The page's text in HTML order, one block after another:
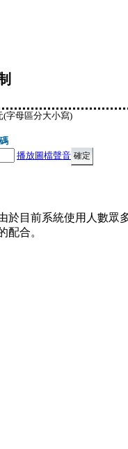
(字母區分大小寫)
播放圖檔聲音
於目前系統使用人數眾
配合。